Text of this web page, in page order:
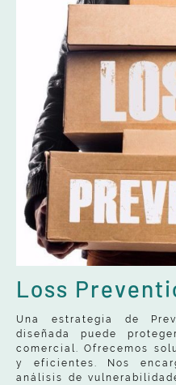
Loss
Una estrategia de
diseñada puede
comercial. Ofrecemos
y eficientes. Nos
análisis de